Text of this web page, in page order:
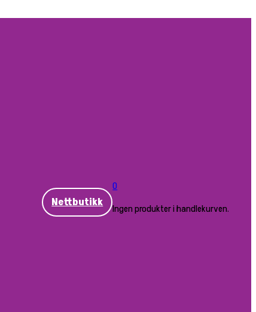
Nettbutikk
0
Ingen produkter i handlekurven.